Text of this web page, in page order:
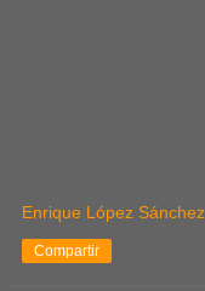
Enrique López Sánchez
Compartir